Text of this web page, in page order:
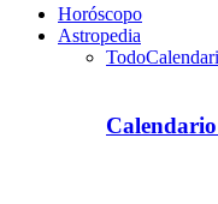
Horóscopo
Astropedia
Todo